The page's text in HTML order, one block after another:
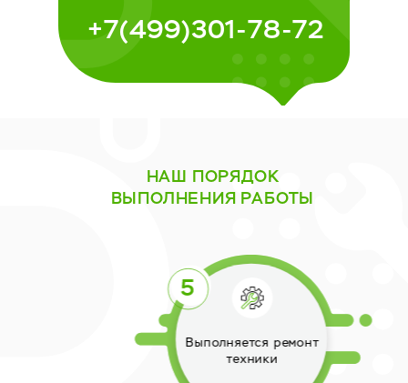
+7(499)301-78-72
НАШ ПОРЯДОК
ВЫПОЛНЕНИЯ РАБОТЫ
Выполняется ремонт
техники